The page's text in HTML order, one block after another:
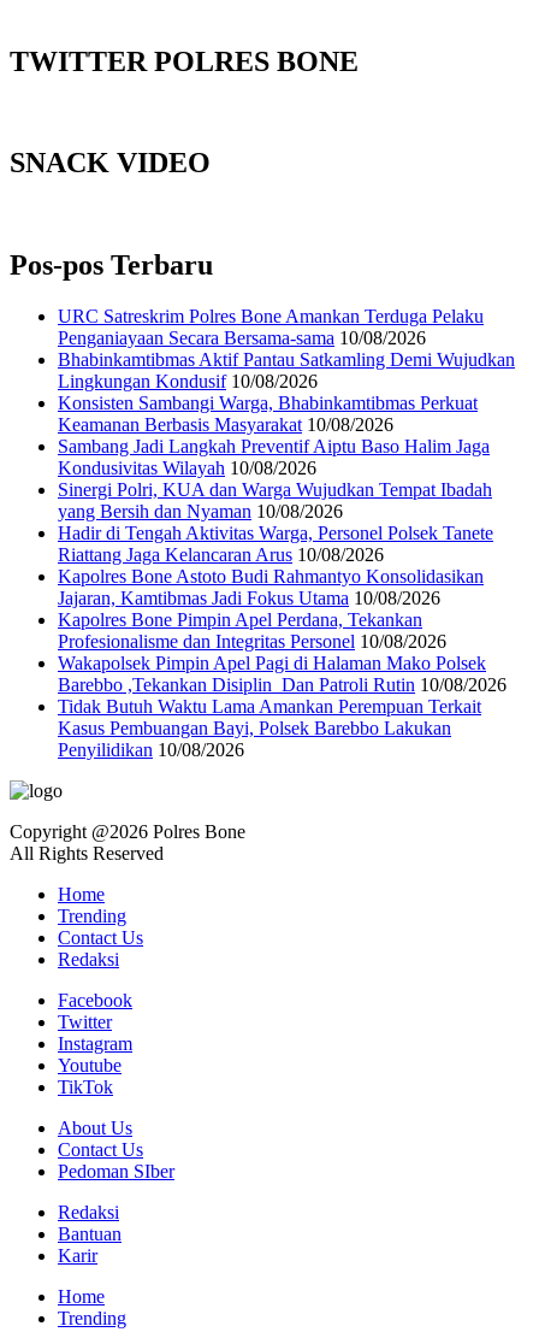
TWITTER POLRES BONE
SNACK VIDEO
Pos-pos Terbaru
URC Satreskrim Polres Bone Amankan Terduga Pelaku
Penganiayaan Secara Bersama-sama 10/08/2026
Bhabinkamtibmas Aktif Pantau Satkamling Demi Wujudkan
Lingkungan Kondusif 10/08/2026
Konsisten Sambangi Warga, Bhabinkamtibmas Perkuat
Keamanan Berbasis Masyarakat 10/08/2026
Sambang Jadi Langkah Preventif Aiptu Baso Halim Jaga
Kondusivitas Wilayah 10/08/2026
Sinergi Polri, KUA dan Warga Wujudkan Tempat Ibadah
yang Bersih dan Nyaman 10/08/2026
Hadir di Tengah Aktivitas Warga, Personel Polsek Tanete
Riattang Jaga Kelancaran Arus 10/08/2026
Kapolres Bone Astoto Budi Rahmantyo Konsolidasikan
Jajaran, Kamtibmas Jadi Fokus Utama 10/08/2026
Kapolres Bone Pimpin Apel Perdana, Tekankan
Profesionalisme dan Integritas Personel 10/08/2026
Wakapolsek Pimpin Apel Pagi di Halaman Mako Polsek
Barebbo ,Tekankan Disiplin Dan Patroli Rutin 10/08/2026
Tidak Butuh Waktu Lama Amankan Perempuan Terkait
Kasus Pembuangan Bayi, Polsek Barebbo Lakukan
Penyilidikan 10/08/2026
Copyright @2026 Polres Bone
All Rights Reserved
Home
Trending
Contact Us
Redaksi
Facebook
Twitter
Instagram
Youtube
TikTok
About Us
Contact Us
Pedoman SIber
Redaksi
Bantuan
Karir
Home
Trending